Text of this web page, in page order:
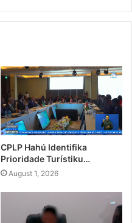
CPLP Hahú Identifika
Prioridade Turístiku…
August 1, 2026